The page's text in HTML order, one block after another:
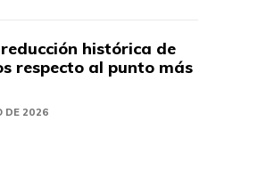
histórica de
respecto al punto más
DE 2026